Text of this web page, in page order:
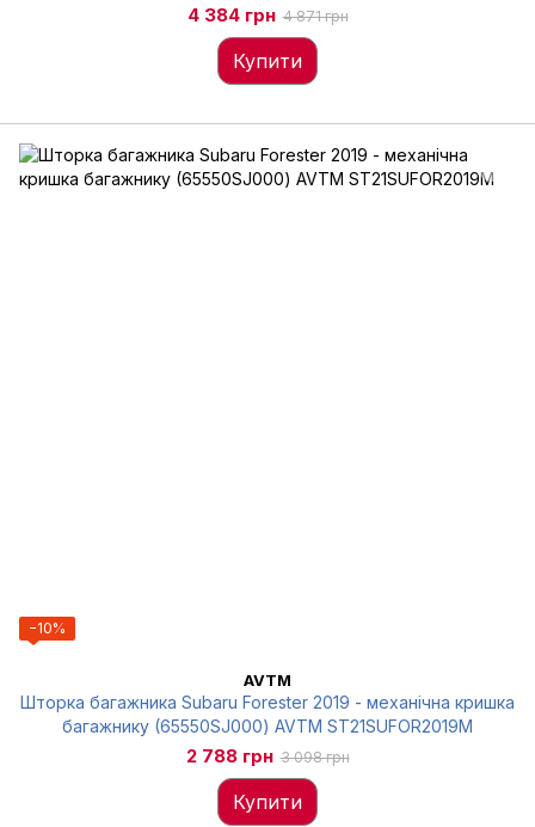
4 384 грн 4 871 грн
Купити
−10%
AVTM
Шторка багажника Subaru Forester 2019 - механічна кришка
багажнику (65550SJ000) AVTM ST21SUFOR2019M
2 788 грн 3 098 грн
Купити